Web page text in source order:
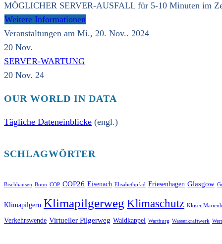
MÖGLICHER SERVER-AUSFALL für 5-10 Minuten im
Weitere Informationen
Veranstaltungen am Mi., 20. Nov.. 2024
20 Nov.
SERVER-WARTUNG
20 Nov. 24
OUR WORLD IN DATA
Tägliche Dateneinblicke (engl.)
SCHLAGWÖRTER
Bischhausen Bonn COP COP26 Eisenach Elisabethpfad Friesenhagen Glasgow
Klimapilgern Klimapilgerweg Klimaschutz Kloser
Verkehrswende Virtueller Pilgerweg Waldkappel Wartburg Wasserkraftwerk